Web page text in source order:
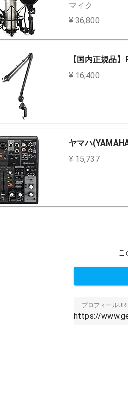
マイク
¥ 36,800
【国内正規品
¥ 16,400
ヤマハ
¥ 15,737
プロフィール